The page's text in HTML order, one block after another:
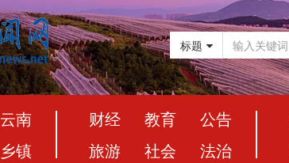
标题
云南
乡镇
财经 教育
公告
旅游
社会 法治